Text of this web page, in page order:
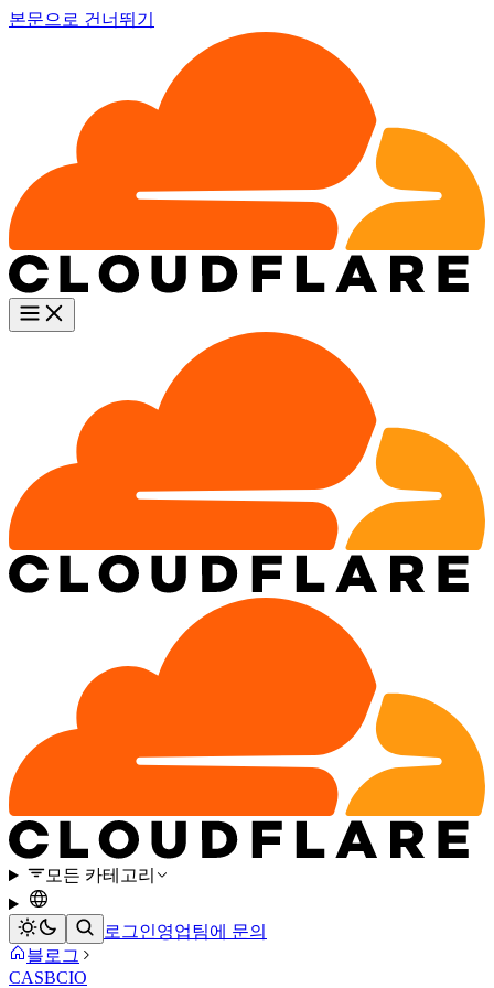
본문으로 건너뛰기
모든 카테고리
로그인영업팀에 문의
블로그
CASBCIO